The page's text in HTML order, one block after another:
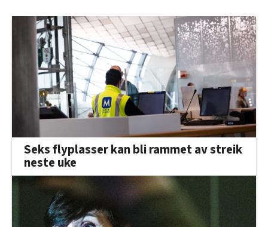
Seks flyplasser kan bli rammet av streik
neste uke